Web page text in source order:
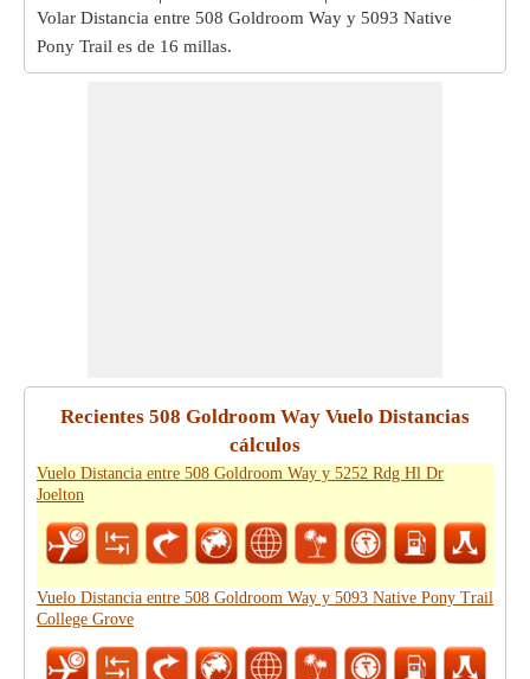
Volar Distancia entre 508 Goldroom Way y 5093 Native
Pony Trail es de 16 millas.
Recientes 508 Goldroom Way Vuelo Distancias
cálculos
Vuelo Distancia entre 508 Goldroom Way y 5252 Rdg Hl Dr
Joelton
Vuelo Distancia entre 508 Goldroom Way y 5093 Native Pony Trail
College Grove